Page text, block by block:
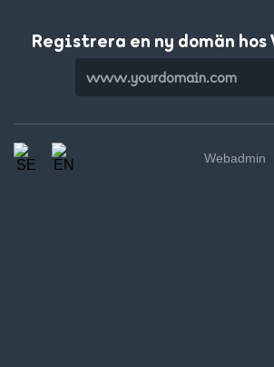
Registrera en ny domän
Webadmin